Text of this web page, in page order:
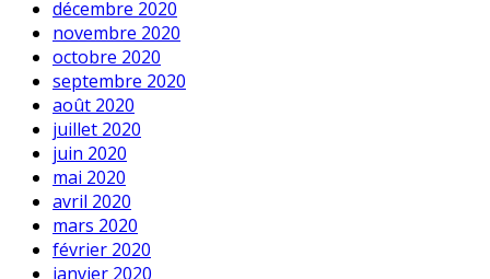
décembre 2020
novembre 2020
octobre 2020
septembre 2020
août 2020
juillet 2020
juin 2020
mai 2020
avril 2020
mars 2020
février 2020
janvier 2020